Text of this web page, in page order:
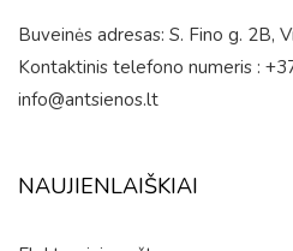
Buveinės adresas: S. Fino g. 2B,
Kontaktinis telefono numeris :
info@antsienos.lt
NAUJIENLAIŠKIAI